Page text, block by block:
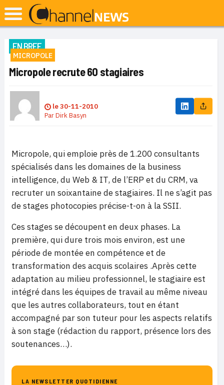
EN BREF
MICROPOLE
Micropole recrute 60 stagiaires
le30-11-2010
ParDirk Basyn
Micropole, qui emploie près de 1.200 consultants
spécialisés dans les domaines de la business
intelligence, du Web & IT, de l’ERP et du CRM, va
recruter un soixantaine de stagiaires. Il ne s’agit pas
de stages photocopies précise-t-on à la SSII.
Ces stages se découpent en deux phases. La
première, qui dure trois mois environ, est une
période de montée en compétence et de
transformation des acquis scolaires .Après cette
adaptation au milieu professionnel, le stagiaire est
intégré dans les équipes de travail au même niveau
que les autres collaborateurs, tout en étant
accompagné par son tuteur pour les aspects relatifs
à son stage (rédaction du rapport, présence lors des
soutenances…).
LA NEWSLETTER QUOTIDIENNE